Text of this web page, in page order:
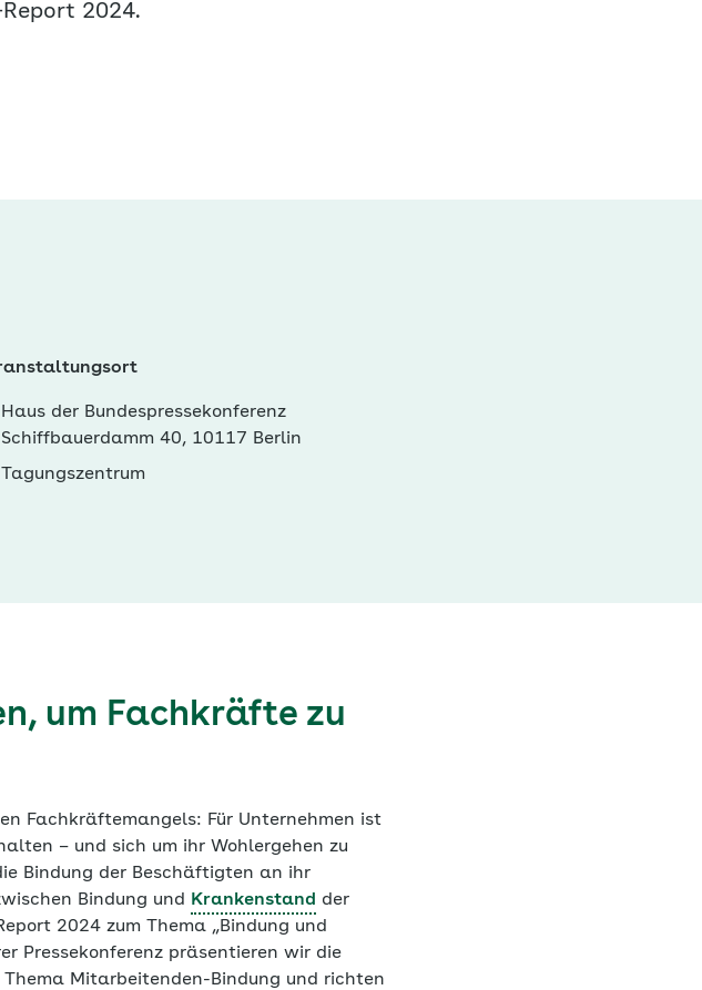
2024.
Haus der Bundespressekonferenz
Schiffbauerdamm 40, 10117 Berlin
Tagungszentrum
um Fachkräfte zu
Fachkräftemangels: Für Unternehmen ist
– und sich um ihr Wohlergehen zu
Bindung der Beschäftigten an ihr
Bindung und
Krankenstand der
2024 zum Thema „Bindung und
Pressekonferenz präsentieren wir die
Mitarbeitenden-Bindung und richten